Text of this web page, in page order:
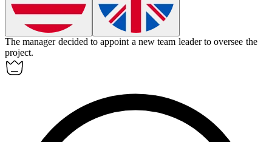
The manager decided toappoint a new team leader to oversee the
project.